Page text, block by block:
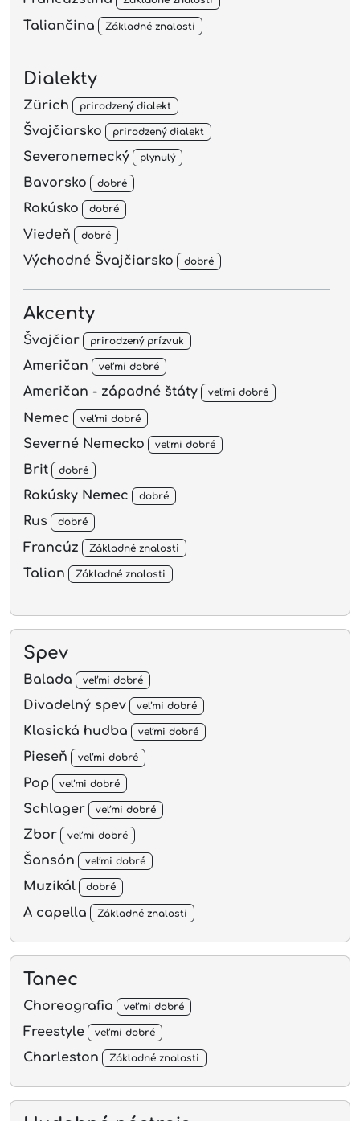
Taliančina Základné znalosti
Dialekty
Zürich prirodzený dialekt
Švajčiarsko prirodzený dialekt
Severonemecký plynulý
Bavorsko dobré
Rakúsko dobré
Viedeň dobré
Východné Švajčiarsko dobré
Akcenty
Švajčiar prirodzený prízvuk
Američan veľmi dobré
Američan - západné štáty veľmi dobré
Nemec veľmi dobré
Severné Nemecko veľmi dobré
Brit dobré
Rakúsky Nemec dobré
Rus dobré
Francúz Základné znalosti
Talian Základné znalosti
Spev
Balada veľmi dobré
Divadelný spev veľmi dobré
Klasická hudba veľmi dobré
Pieseň veľmi dobré
Pop veľmi dobré
Schlager veľmi dobré
Zbor veľmi dobré
Šansón veľmi dobré
Muzikál dobré
A capella Základné znalosti
Tanec
Choreografia veľmi dobré
Freestyle veľmi dobré
Charleston Základné znalosti